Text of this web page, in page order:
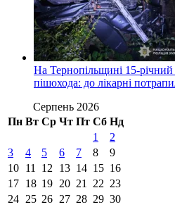
На Тернопільщині 15-річний
пішохода: до лікарні
Серпень 2026
Пн Вт Ср Чт Пт Сб Нд
1
2
3
4 5 6 7 8
9
10 11 12 13 14 15 16
17 18 19 20 21 22 23
24 25 26 27 28 29 30